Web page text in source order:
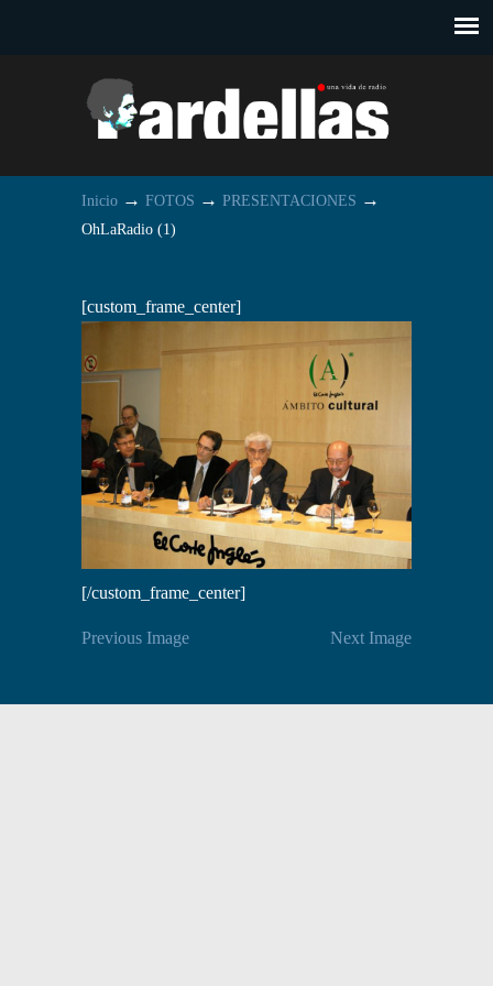
Inicio → FOTOS → PRESENTACIONES →
OhLaRadio (1)
[custom_frame_center]
[/custom_frame_center]
Previous Image Next Image